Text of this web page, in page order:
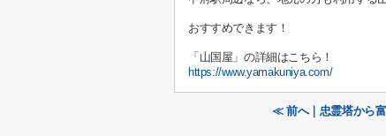
おすすめできます！
「山国屋」の詳細はこちら！
https://www.yamakuniya.com/
≪ 前へ｜忠霊塔から富